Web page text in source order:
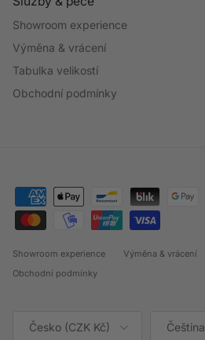
Showroom experience
Výměna & vrácení
Tabulka velikostí
Obchodní podmínky
Showroom experience Výměna & vrácení
Obchodní podmínky
Česko (CZK Kč) Čeština